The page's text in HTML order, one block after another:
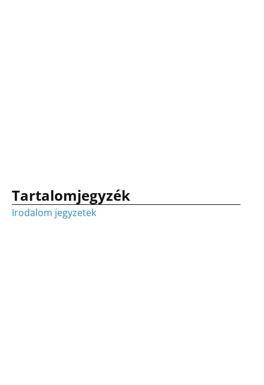
Tartalomjegyzék
Irodalom jegyzetek